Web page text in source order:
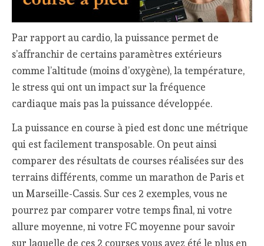
Par rapport au cardio, la puissance permet de
s’affranchir de certains paramètres extérieurs
comme l’altitude (moins d’oxygène), la température,
le stress qui ont un impact sur la fréquence
cardiaque mais pas la puissance développée.
La puissance en course à pied est donc une métrique
qui est facilement transposable. On peut ainsi
comparer des résultats de courses réalisées sur des
terrains différents, comme un marathon de Paris et
un Marseille-Cassis. Sur ces 2 exemples, vous ne
pourrez par comparer votre temps final, ni votre
allure moyenne, ni votre FC moyenne pour savoir
sur laquelle de ces 2 courses vous avez été le plus en